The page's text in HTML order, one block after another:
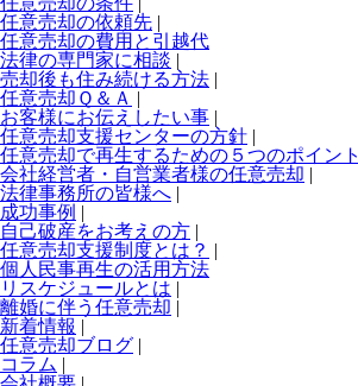
任意売却の依頼先 |
任意売却の費用と引越代
法律の専門家に相談 |
売却後も住み続ける方法 |
任意売却Ｑ＆Ａ |
お客様にお伝えしたい事 |
任意売却支援センターの方針 |
任意売却で再生するための５つのポイント
会社経営者・自営業者様の任意売却 |
法律事務所の皆様へ |
成功事例 |
自己破産をお考えの方 |
任意売却支援制度とは？ |
個人民事再生の活用方法
リスケジュールとは |
離婚に伴う任意売却 |
新着情報 |
任意売却ブログ |
コラム |